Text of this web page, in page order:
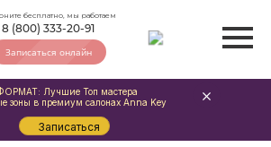
бесплатно, мы работаем
8 (800) 333-20-91
Записаться онлайн
Лучшие Топ мастера
зоны в премиум салонах Anna Key
Записаться